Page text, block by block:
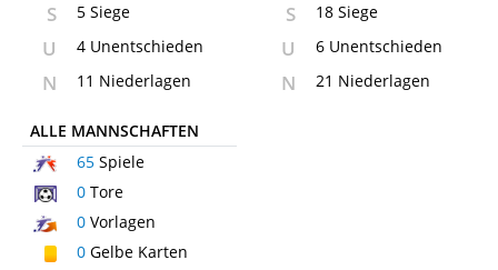
S 5 Siege
U 4 Unentschieden
N 11 Niederlagen
S 18 Siege
U 6 Unentschieden
N 21 Niederlagen
ALLE MANNSCHAFTEN
65 Spiele
0 Tore
0 Vorlagen
0 Gelbe Karten